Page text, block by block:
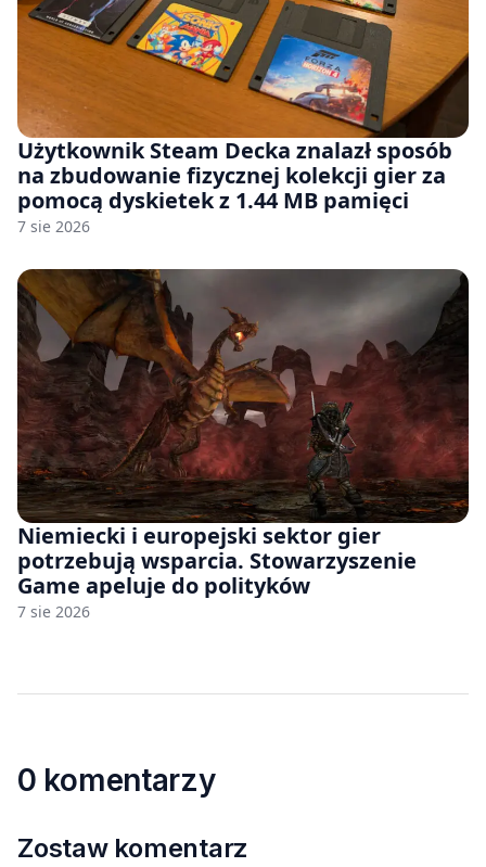
Użytkownik Steam Decka znalazł sposób
na zbudowanie fizycznej kolekcji gier za
pomocą dyskietek z 1.44 MB pamięci
7 sie 2026
Niemiecki i europejski sektor gier
potrzebują wsparcia. Stowarzyszenie
Game apeluje do polityków
7 sie 2026
0 komentarzy
Zostaw komentarz